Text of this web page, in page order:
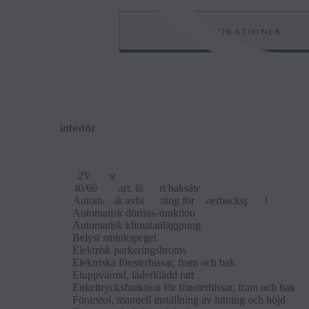
SPECIFIKATIONER
interiör
12V ut­tag
40/60 del­bart, fäll­bart bak­säte
Auto­mat­isk avbländ­n­ing för in­n­er­back­spe­gel
Auto­mat­isk dör­rlås-funk­tion
Auto­mat­isk klimatan­läggn­ing
Belyst smink­spe­gel
Elek­trisk park­er­ings­broms
Elek­triska fön­sterhis­sar, fram och bak
Elup­pvärmd, läder­klädd ratt
En­keltrycks­funk­tion för fön­sterhis­sar, fram och bak
Förarstol, manuell in­ställ­n­ing av lut­n­ing och höjd